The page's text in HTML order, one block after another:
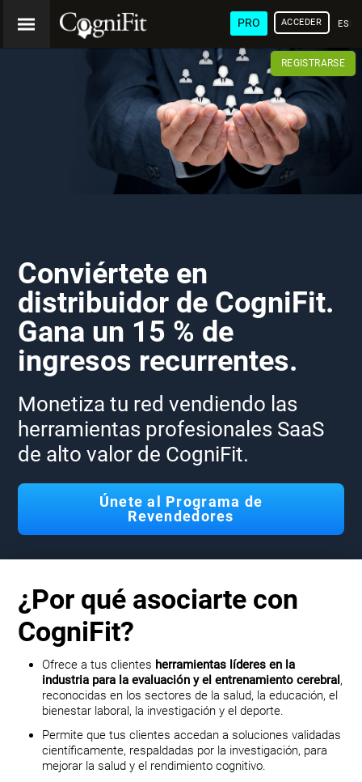
PRO ACCEDER
REGISTRARSE
Conviértete en
distribuidor de CogniFit.
Gana un 15 % de
ingresos recurrentes.
Monetiza tu red vendiendo las
herramientas profesionales SaaS
de alto valor de CogniFit.
Únete al Programa de
Revendedores
¿Por qué asociarte con
CogniFit?
Ofrece a tus clientes herramientas líderes en la
industria para la evaluación y el entrenamiento cerebral,
reconocidas en los sectores de la salud, la educación, el
bienestar laboral, la investigación y el deporte.
Permite que tus clientes accedan a soluciones validadas
científicamente, respaldadas por la investigación, para
mejorar la salud y el rendimiento cognitivo.